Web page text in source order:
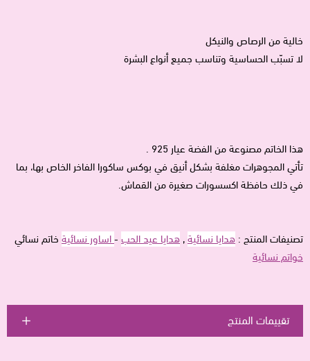
خالية من الرصاص والنيكل
لا تسبّب الحساسية وتناسب جميع أنواع البشرة
هذا الخاتم مصنوعة من الفضة عيار 925 .
تأتي المجوهرات مغلفة بشكل أنيق في بوكس ساكورا الفاخر الخاص بها، بما
في ذلك حافظة اكسسورات صغيرة من القماش.
تصنيفات المنتج : هدايا نسائية, هدايا عيد الحب -اساور نسائية خاتم نسائي
خواتم نسائية
تقييمات المنتج